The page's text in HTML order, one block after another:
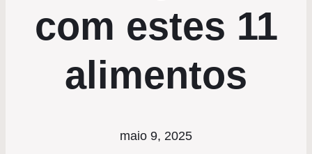
com estes 11
alimentos
maio 9, 2025